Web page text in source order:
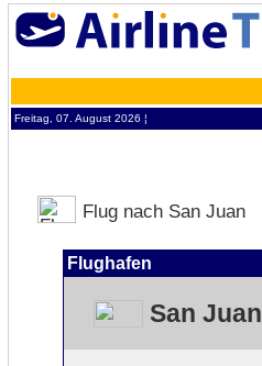
Freitag, 07. August 2026 ¦
Flug nach San Juan
Flughafen
San Juan